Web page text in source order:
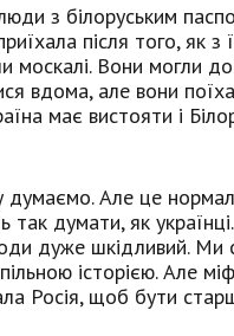
з білоруським
після того, як з
москалі. Вони могли
вдома, але вони
має вистояти і
думаємо. Але це
так думати, як
дуже шкідливий. Ми
історією. Але
Росія, щоб бути